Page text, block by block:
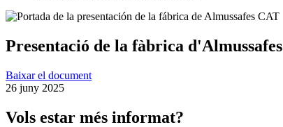
Presentació de la fàbrica d'Almussafes
Baixar el document
26 juny 2025
Vols estar més informat?